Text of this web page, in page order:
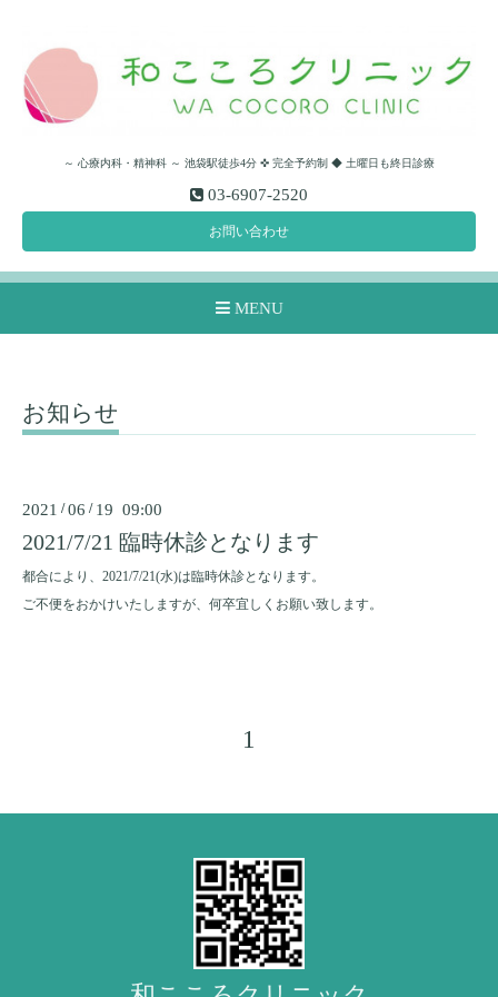
～ 心療内科・精神科 ～ 池袋駅徒歩4分 ✜ 完全予約制 ◆ 土曜日も終日診療
03-6907-2520
お問い合わせ
MENU
お知らせ
2021 /06 / 19 09:00
2021/7/21 臨時休診となります
都合により、2021/7/21(水)は臨時休診となります。
ご不便をおかけいたしますが、何卒宜しくお願い致します。
1